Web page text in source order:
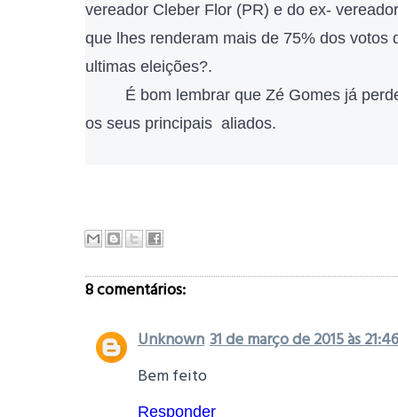
vereador Cleber Flor (PR) e do ex-
que lhes renderam mais de 75% dos votos
ultimas eleições?.
É bom lembrar que Zé Gomes já
os seus principais aliados.
8 comentários:
Unknown 31 de março de 2015 às 21:46
Bem feito
Responder